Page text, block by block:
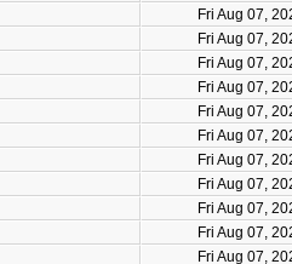
Fri Aug 07,
Fri Aug 07,
Fri Aug 07,
Fri Aug 07,
Fri Aug 07,
Fri Aug 07,
Fri Aug 07,
Fri Aug 07,
Fri Aug 07,
Fri Aug 07,
Fri Aug 07,